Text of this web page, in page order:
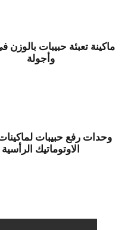
ماكينة تعبئة حبيبات
وأجولة
وحدات رفع حبيبات لماكينات
الاوتوماتيك الرأسية